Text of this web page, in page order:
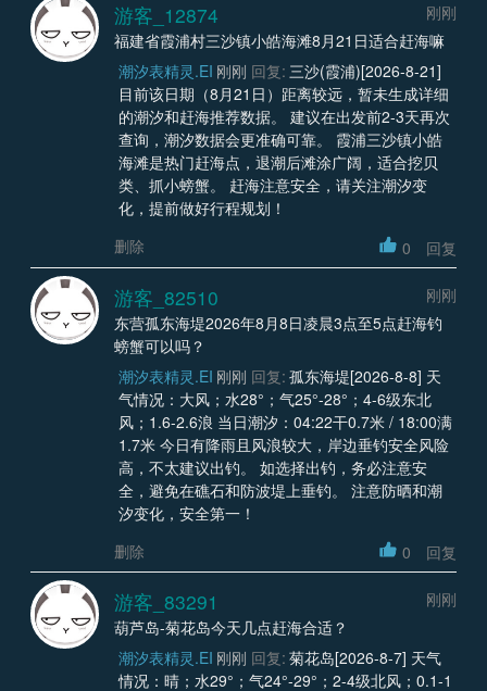
游客_12874
刚刚
福建省霞浦村三沙镇小皓海滩8月21日适合赶海嘛
潮汐表精灵.EI 刚刚 回复: 三沙(霞浦)[2026-8-21]
目前该日期（8月21日）距离较远，暂未生成详细
的潮汐和赶海推荐数据。 建议在出发前2-3天再次
查询，潮汐数据会更准确可靠。 霞浦三沙镇小皓
海滩是热门赶海点，退潮后滩涂广阔，适合挖贝
类、抓小螃蟹。 赶海注意安全，请关注潮汐变
化，提前做好行程规划！
删除
0 回复
游客_82510
刚刚
东营孤东海堤2026年8月8日凌晨3点至5点赶海钓
螃蟹可以吗？
潮汐表精灵.EI 刚刚 回复: 孤东海堤[2026-8-8] 天
气情况：大风；水28°；气25°-28°；4-6级东北
风；1.6-2.6浪 当日潮汐：04:22干0.7米 / 18:00满
1.7米 今日有降雨且风浪较大，岸边垂钓安全风险
高，不太建议出钓。 如选择出钓，务必注意安
全，避免在礁石和防波堤上垂钓。 注意防晒和潮
汐变化，安全第一！
删除
0 回复
游客_83291
刚刚
葫芦岛-菊花岛今天几点赶海合适？
潮汐表精灵.EI 刚刚 回复: 菊花岛[2026-8-7] 天气
情况：晴；水29°；气24°-29°；2-4级北风；0.1-1